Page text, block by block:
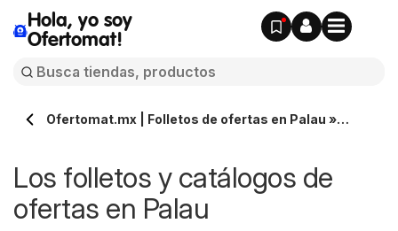
Hola, yo soy
Ofertomat!
Ofertomat.mx | Folletos de ofertas en Palau »
Los folletos y catálogos de
ofertas en Palau